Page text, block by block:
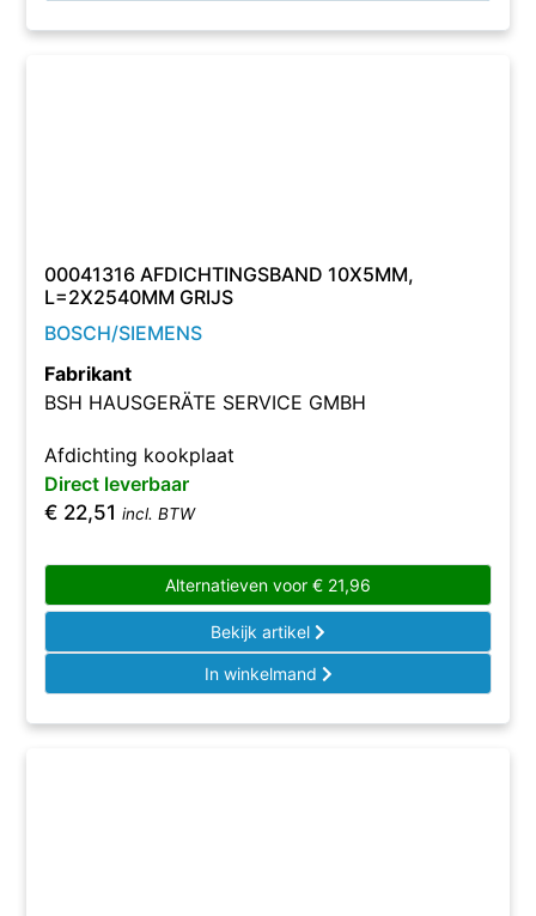
00041316 AFDICHTINGSBAND 10X5MM,
L=2X2540MM GRIJS
BOSCH/SIEMENS
Fabrikant
BSH HAUSGERÄTE SERVICE GMBH
Afdichting kookplaat
Direct leverbaar
€ 22,51 incl. BTW
Alternatieven voor € 21,96
Bekijk artikel
In winkelmand